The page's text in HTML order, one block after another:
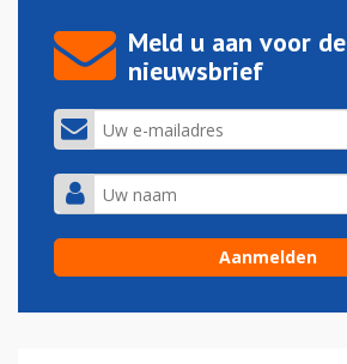
Meld u aan voor de
nieuwsbrief